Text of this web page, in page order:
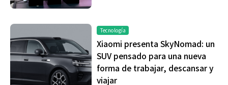
Tecnología
Xiaomi presenta SkyNomad: un
SUV pensado para una nueva
forma de trabajar, descansar y
viajar